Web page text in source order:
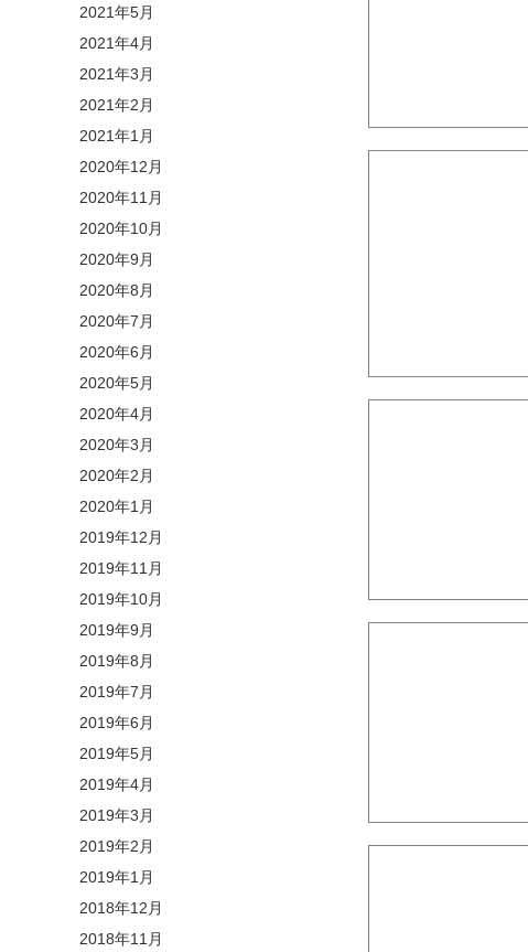
2021年5月
2021年4月
2021年3月
2021年2月
2021年1月
2020年12月
2020年11月
2020年10月
2020年9月
2020年8月
2020年7月
2020年6月
2020年5月
2020年4月
2020年3月
2020年2月
2020年1月
2019年12月
2019年11月
2019年10月
2019年9月
2019年8月
2019年7月
2019年6月
2019年5月
2019年4月
2019年3月
2019年2月
2019年1月
2018年12月
2018年11月